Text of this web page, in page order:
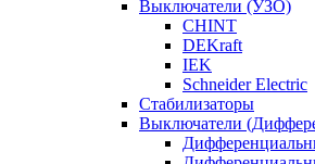
Выключатели (УЗО)
CHINT
DEKraft
IEK
Schneider Electric
Стабилизаторы
Выключатели